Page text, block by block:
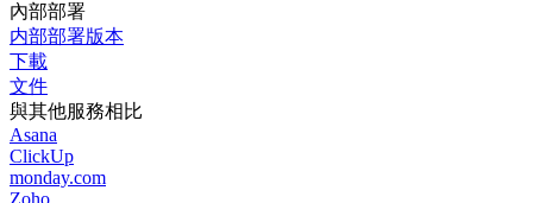
內部部署
内部部署版本
下載
文件
與其他服務相比
Asana
ClickUp
monday.com